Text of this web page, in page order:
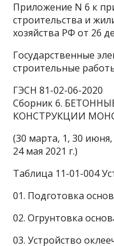
Приложение N 6 к
строительства и
хозяйства РФ от 26
Государственные
строительные
ГЭСН 81-02-06-2020
Сборник 6.
КОНСТРУКЦИИ
(30 марта, 1, 30 июня,
24 мая 2021 г.)
Таблица 11-01-004
01. Подготовка
02. Огрунтовка
03. Устройство